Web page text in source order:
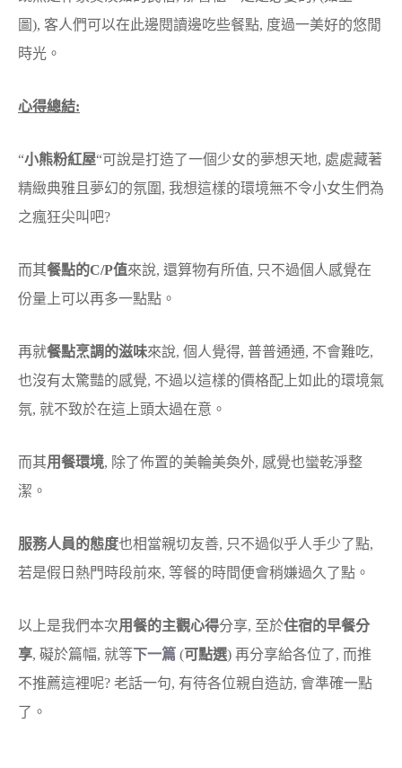
圖), 客人們可以在此邊閱讀邊吃些餐點, 度過一美好的悠閒
時光。
心得總結:
“小熊粉紅屋“可說是打造了一個少女的夢想天地, 處處藏著
精緻典雅且夢幻的氛圍, 我想這樣的環境無不令小女生們為
之瘋狂尖叫吧?
而其餐點的C/P值來說, 還算物有所值, 只不過個人感覺在
份量上可以再多一點點。
再就餐點烹調的滋味來說, 個人覺得, 普普通通, 不會難吃,
也沒有太驚豔的感覺, 不過以這樣的價格配上如此的環境氣
氛, 就不致於在這上頭太過在意。
而其用餐環境, 除了佈置的美輪美奐外, 感覺也蠻乾淨整
潔。
服務人員的態度也相當親切友善, 只不過似乎人手少了點,
若是假日熱門時段前來, 等餐的時間便會稍嫌過久了點。
以上是我們本次用餐的主觀心得分享, 至於住宿的早餐分
享, 礙於篇幅, 就等下一篇 (可點選) 再分享給各位了, 而推
不推薦這裡呢? 老話一句, 有待各位親自造訪, 會準確一點
了。